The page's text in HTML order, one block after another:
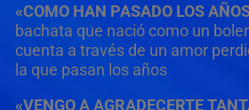
«COMO HAN PASADO LOS
bachata que nació como un
cuenta a través de un amor
la que pasan los años
«VENGO A AGRADECERTE